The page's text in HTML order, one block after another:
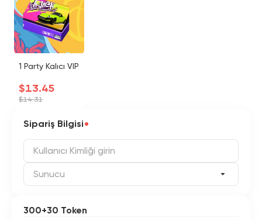
1 Party Kalıcı VIP
$13.45
$14.31
Sipariş Bilgisi
Sunucu
300+30 Token